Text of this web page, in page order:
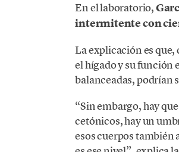
En el laboratorio,
intermitente con
La explicación es
el hígado y su función
balanceadas, podrían
“Sin embargo, hay
cetónicos, hay un
esos cuerpos también